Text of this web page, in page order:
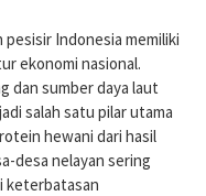
Indonesia memiliki
ekonomi nasional.
dan sumber daya laut
salah satu pilar utama
hewani dari hasil
desa nelayan sering
keterbatasan